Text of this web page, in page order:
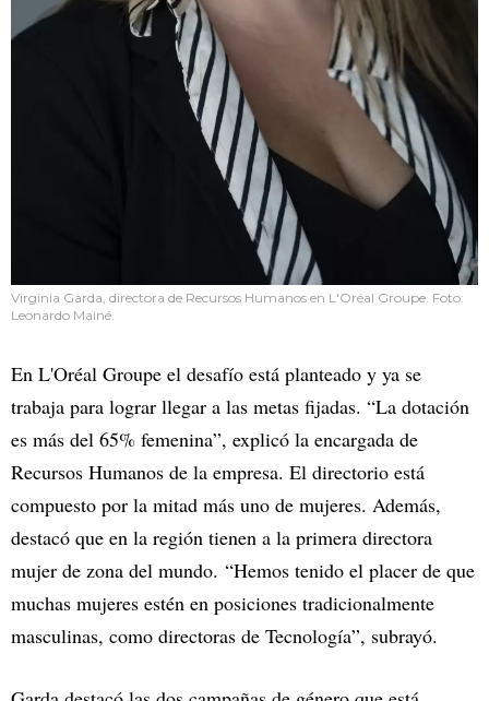
Virginia Garda, directora de Recursos Humanos en L'Oréal Groupe. Foto:
Leonardo Mainé.
En L'Oréal Groupe el desafío está planteado y ya se
trabaja para lograr llegar a las metas fijadas. “La dotación
es más del 65% femenina”, explicó la encargada de
Recursos Humanos de la empresa. El directorio está
compuesto por la mitad más uno de mujeres. Además,
destacó que en la región tienen a la primera directora
mujer de zona del mundo. “Hemos tenido el placer de que
muchas mujeres estén en posiciones tradicionalmente
masculinas, como directoras de Tecnología”, subrayó.